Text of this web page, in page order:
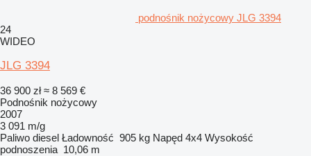
podnośnik nożycowy JLG 3394
24
WIDEO
JLG 3394
36 900 zł ≈ 8 569 €
Podnośnik nożycowy
2007
3 091 m/g
Paliwo diesel Ładowność 905 kg Napęd 4x4 Wysokość
podnoszenia 10,06 m